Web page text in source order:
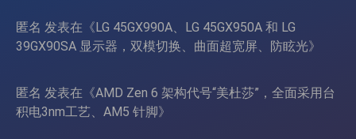
匿名 发表在《LG 45GX990A、LG 45GX950A 和 LG
39GX90SA 显示器，双模切换、曲面超宽屏、防眩光》
匿名 发表在《AMD Zen 6 架构代号“美杜莎”，全面采用台
积电3nm工艺、AM5 针脚》